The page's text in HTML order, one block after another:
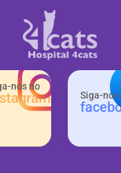
nos no
Siga-nos